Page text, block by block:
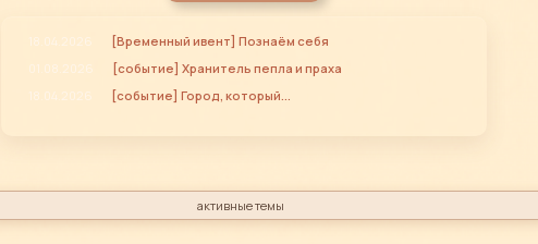
18.04.2026
[Временный ивент] Познаём себя
01.08.2026
[событие] Хранитель пепла и праха
18.04.2026
[событие] Город, который...
активные темы